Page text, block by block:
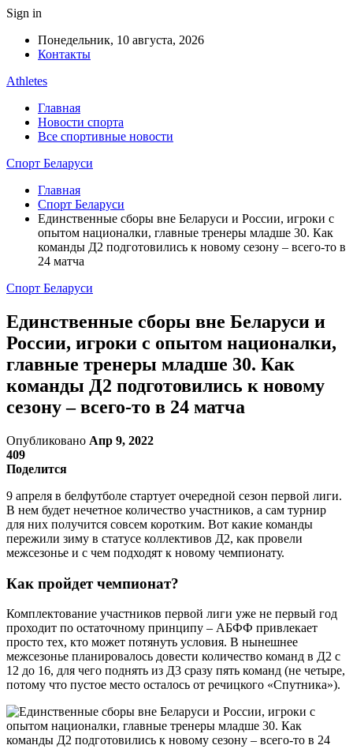
Sign in
Понедельник, 10 августа, 2026
Контакты
Athletes
Главная
Новости спорта
Все спортивные новости
Спорт Беларуси
Главная
Спорт Беларуси
Единственные сборы вне Беларуси и России, игроки с
опытом националки, главные тренеры младше 30. Как
команды Д2 подготовились к новому сезону – всего-то в
24 матча
Спорт Беларуси
Единственные сборы вне Беларуси и
России, игроки с опытом националки,
главные тренеры младше 30. Как
команды Д2 подготовились к новому
сезону – всего-то в 24 матча
Опубликовано Апр 9, 2022
409
Поделится
9 апреля в белфутболе стартует очередной сезон первой лиги.
В нем будет нечетное количество участников, а сам турнир
для них получится совсем коротким. Вот какие команды
пережили зиму в статусе коллективов Д2, как провели
межсезонье и с чем подходят к новому чемпионату.
Как пройдет чемпионат?
Комплектование участников первой лиги уже не первый год
проходит по остаточному принципу – АБФФ привлекает
просто тех, кто может потянуть условия. В нынешнее
межсезонье планировалось довести количество команд в Д2 с
12 до 16, для чего поднять из Д3 сразу пять команд (не четыре,
потому что пустое место осталось от речицкого «Спутника»).